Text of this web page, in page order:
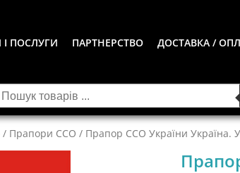
І ПОСЛУГИ ПАРТНЕРСТВО ДОСТАВКА /
/ Прапори ССО / Прапор ССО України Україна.